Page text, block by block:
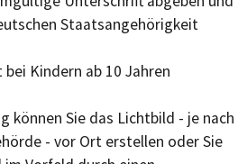
Staatsangehörigkeit
Kindern ab 10 Jahren
können Sie das Lichtbild - je nach
- vor Ort erstellen oder Sie